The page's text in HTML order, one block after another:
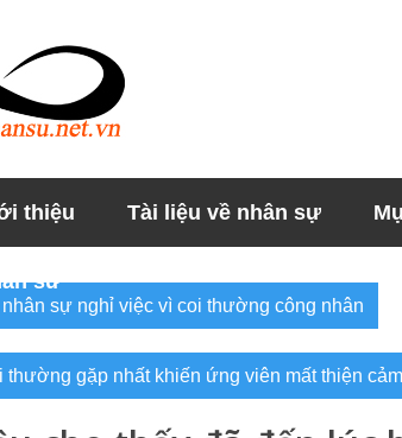
thiệu Tài liệu về nhân sự
sư
sự nghỉ việc vì coi thường công nhân
thường gặp nhất khiến ứng viên mất thiện